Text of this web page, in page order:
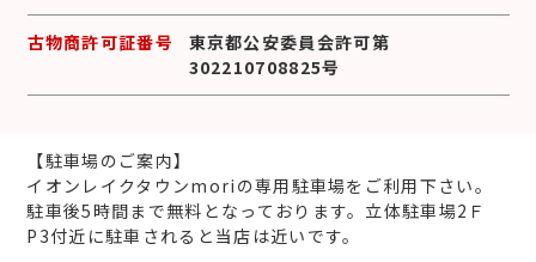
古物商許可証番号
東京都公安委員会許可第
302210708825号
【駐車場のご案内】
イオンレイクタウンmoriの専用駐車場をご利用下さい。
駐車後5時間まで無料となっております。立体駐車場2Ｆ
P3付近に駐車されると当店は近いです。